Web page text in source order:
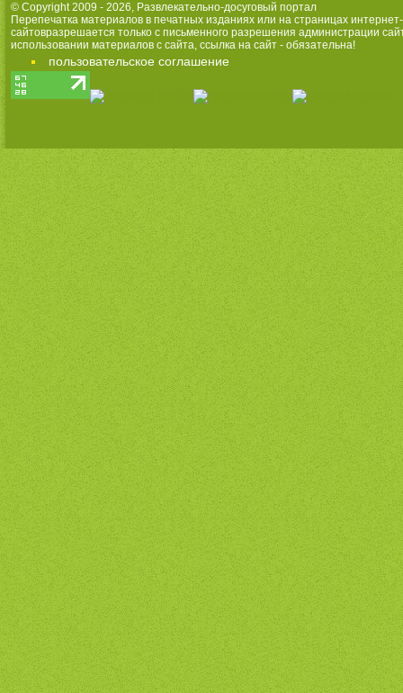
© Copyright 2009 - 2026, Развлекательно-досуговый портал
Перепечатка материалов в печатных изданиях или на страницах интернет-
сайтовразрешается только с письменного разрешения администрации
использовании материалов с сайта, ссылка на сайт - обязательна!
пользовательское соглашение